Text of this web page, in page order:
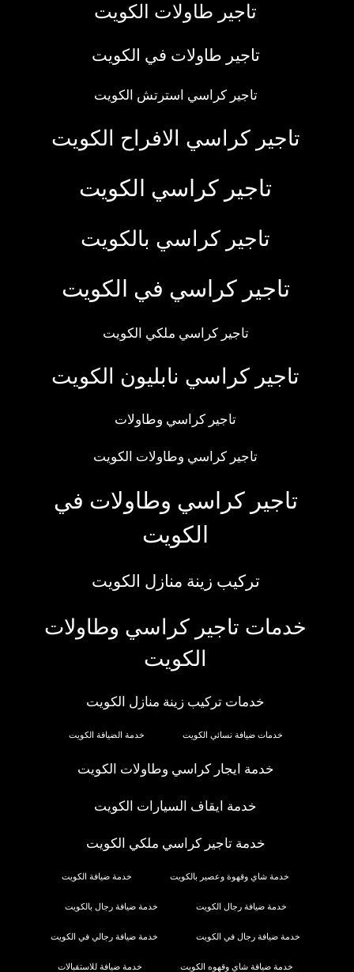
تاجير طاولات الكويت
تاجير طاولات في الكويت
تاجير كراسي استرتش الكويت
تاجير كراسي الافراح الكويت
تاجير كراسي الكويت
تاجير كراسي بالكويت
تاجير كراسي في الكويت
تاجير كراسي ملكي الكويت
تاجير كراسي نابليون الكويت
تاجير كراسي وطاولات
تاجير كراسي وطاولات الكويت
تاجير كراسي وطاولات في
الكويت
تركيب زينة منازل الكويت
خدمات تاجير كراسي وطاولات
الكويت
خدمات تركيب زينة منازل الكويت
خدمات ضيافة نسائي الكويت خدمة الضيافة الكويت
خدمة ايجار كراسي وطاولات الكويت
خدمة ايقاف السيارات الكويت
خدمة تاجير كراسي ملكي الكويت
خدمة شاي وقهوة وعصير بالكويت خدمة ضيافة الكويت
خدمة ضيافة رجال الكويت خدمة ضيافة رجال بالكويت
خدمة ضيافة رجال في الكويت خدمة ضيافة رجالي في الكويت
خدمة ضيافة شاي وقهوه الكويت خدمة ضيافة للاستقبالات